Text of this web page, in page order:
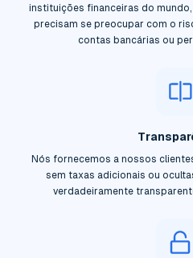
instituições financeiras do
precisam se preocupar com o
contas bancárias ou
Nós fornecemos a nossos
sem taxas adicionais ou
verdadeiramente